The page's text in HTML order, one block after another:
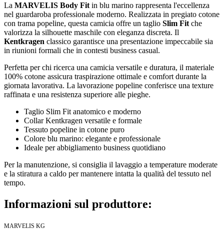
La MARVELIS Body Fit in blu marino rappresenta l'eccellenza
nel guardaroba professionale moderno. Realizzata in pregiato cotone
con trama popeline, questa camicia offre un taglio Slim Fit che
valorizza la silhouette maschile con eleganza discreta. Il
Kentkragen classico garantisce una presentazione impeccabile sia
in riunioni formali che in contesti business casual.
Perfetta per chi ricerca una camicia versatile e duratura, il materiale
100% cotone assicura traspirazione ottimale e comfort durante la
giornata lavorativa. La lavorazione popeline conferisce una texture
raffinata e una resistenza superiore alle pieghe.
Taglio Slim Fit anatomico e moderno
Collar Kentkragen versatile e formale
Tessuto popeline in cotone puro
Colore blu marino: elegante e professionale
Ideale per abbigliamento business quotidiano
Per la manutenzione, si consiglia il lavaggio a temperature moderate
e la stiratura a caldo per mantenere intatta la qualità del tessuto nel
tempo.
Informazioni sul produttore:
MARVELIS KG